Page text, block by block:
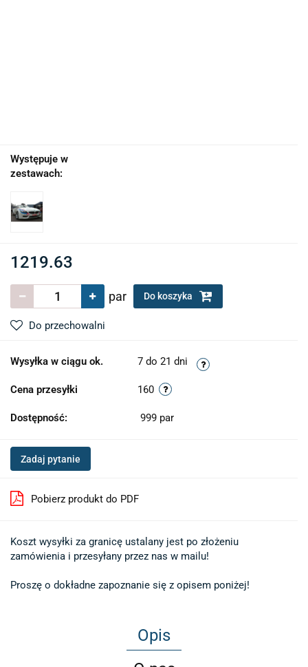
Występuje w
zestawach:
1219.63
par Do koszyka
Do przechowalni
Wysyłka w ciągu ok. 7 do 21 dni
Cena przesyłki 160
Dostępność: 999 par
Zadaj pytanie
Pobierz produkt do PDF
Koszt wysyłki za granicę ustalany jest po złożeniu
zamówienia i przesyłany przez nas w mailu!
Proszę o dokładne zapoznanie się z opisem poniżej!
Opis